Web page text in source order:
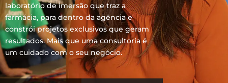
laboratório de imersão que traz a
farmácia, para dentro da agência e
constrói projetos exclusivos que geram
resultados. Mais que uma consultoria é
um cuidado com o seu negócio.